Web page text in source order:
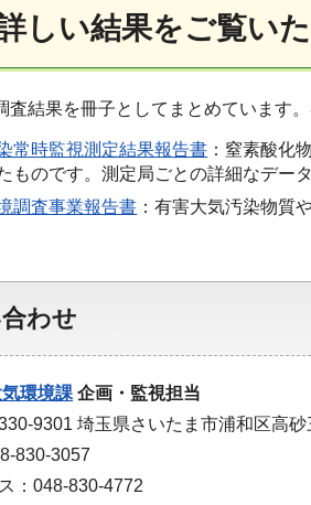
しい結果をご覧い
査結果を冊子としてまとめています
常時監視測定結果報告書 ：窒素酸化
ものです。測定局ごとの詳細なデー
調査事業報告書 ：有害大気汚染物質
わせ
気環境課 企画・監視担当
9301 埼玉県さいたま市浦和区高
830-3057
：048-830-4772